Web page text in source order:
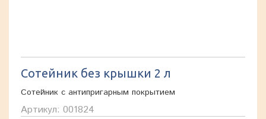
Сотейник без крышки 2 л
Сотейник с антипригарным покрытием
Артикул: 001824